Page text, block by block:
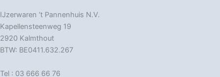
IJzerwaren ‘t Pannenhuis N.V.
Kapellensteenweg 19
2920 Kalmthout
BTW: BE0411.632.267
Tel : 03 666 66 76